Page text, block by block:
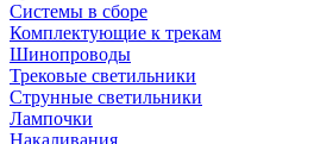
Системы в сборе
Комплектующие к трекам
Шинопроводы
Трековые светильники
Струнные светильники
Лампочки
Накаливания